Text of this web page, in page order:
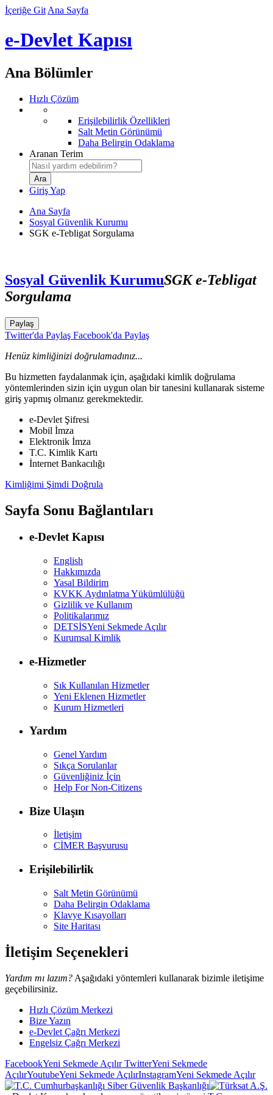
İçeriğe Git Ana Sayfa
e-Devlet Kapısı
Ana Bölümler
Hızlı Çözüm
Erişilebilirlik Özellikleri
Salt Metin Görünümü
Daha Belirgin Odaklama
Aranan Terim
Giriş Yap
Ana Sayfa
Sosyal Güvenlik Kurumu
SGK e-Tebligat Sorgulama
Sosyal Güvenlik KurumuSGK e-Tebligat
Sorgulama
Paylaş
Twitter'da Paylaş Facebook'da Paylaş
Henüz kimliğinizi doğrulamadınız...
Bu hizmetten faydalanmak için, aşağıdaki kimlik doğrulama
yöntemlerinden sizin için uygun olan bir tanesini kullanarak sisteme
giriş yapmış olmanız gerekmektedir.
e-Devlet Şifresi
Mobil İmza
Elektronik İmza
T.C. Kimlik Kartı
İnternet Bankacılığı
Kimliğimi Şimdi Doğrula
Sayfa Sonu Bağlantıları
e-Devlet Kapısı
English
Hakkımızda
Yasal Bildirim
KVKK Aydınlatma Yükümlülüğü
Gizlilik ve Kullanım
Politikalarımız
DETSİSYeni Sekmede Açılır
Kurumsal Kimlik
e-Hizmetler
Sık Kullanılan Hizmetler
Yeni Eklenen Hizmetler
Kurum Hizmetleri
Yardım
Genel Yardım
Sıkça Sorulanlar
Güvenliğiniz İçin
Help For Non-Citizens
Bize Ulaşın
İletişim
CİMER Başvurusu
Erişilebilirlik
Salt Metin Görünümü
Daha Belirgin Odaklama
Klavye Kısayolları
Site Haritası
İletişim Seçenekleri
Yardım mı lazım? Aşağıdaki yöntemleri kullanarak bizimle iletişime
geçebilirsiniz.
Hızlı Çözüm Merkezi
Bize Yazın
e-Devlet Çağrı Merkezi
Engelsiz Çağrı Merkezi
FacebookYeni Sekmede AçılırTwitterYeni Sekmede
AçılırYoutubeYeni Sekmede AçılırInstagramYeni Sekmede Açılır